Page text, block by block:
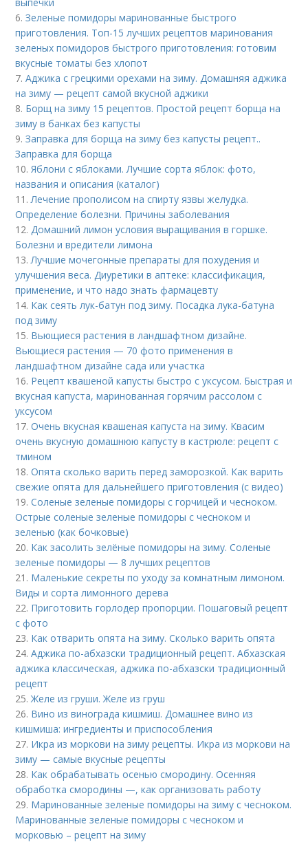
6.Зеленые помидоры маринованные быстрого
приготовления. Топ-15 лучших рецептов маринования
зеленых помидоров быстрого приготовления: готовим
вкусные томаты без хлопот
7.Аджика с грецкими орехами на зиму. Домашняя аджика
на зиму — рецепт самой вкусной аджики
8. Борщ на зиму 15 рецептов. Простой рецепт борща на
зиму в банках без капусты
9.Заправка для борща на зиму без капусты рецепт..
Заправка для борща
10.Яблони с яблоками. Лучшие сорта яблок: фото,
названия и описания (каталог)
11.Лечение прополисом на спирту язвы желудка.
Определение болезни. Причины заболевания
12.Домашний лимон условия выращивания в горшке.
Болезни и вредители лимона
13.Лучшие мочегонные препараты для похудения и
улучшения веса. Диуретики в аптеке: классификация,
применение, и что надо знать фармацевту
14. Как сеять лук-батун под зиму. Посадка лука-батуна
под зиму
15. Вьющиеся растения в ландшафтном дизайне.
Вьющиеся растения — 70 фото применения в
ландшафтном дизайне сада или участка
16. Рецепт квашеной капусты быстро с уксусом. Быстрая и
вкусная капуста, маринованная горячим рассолом с
уксусом
17.Очень вкусная квашеная капуста на зиму. Квасим
очень вкусную домашнюю капусту в кастрюле: рецепт с
тмином
18.Опята сколько варить перед заморозкой. Как варить
свежие опята для дальнейшего приготовления (с видео)
19.Соленые зеленые помидоры с горчицей и чесноком.
Острые соленые зеленые помидоры с чесноком и
зеленью (как бочковые)
20. Как засолить зелёные помидоры на зиму. Соленые
зеленые помидоры — 8 лучших рецептов
21. Маленькие секреты по уходу за комнатным лимоном.
Виды и сорта лимонного дерева
22. Приготовить горлодер пропорции. Пошаговый рецепт
с фото
23. Как отварить опята на зиму. Сколько варить опята
24.Аджика по-абхазски традиционный рецепт. Абхазская
аджика классическая, аджика по-абхазски традиционный
рецепт
25.Желе из груши. Желе из груш
26. Вино из винограда кишмиш. Домашнее вино из
кишмиша: ингредиенты и приспособления
27. Икра из моркови на зиму рецепты. Икра из моркови на
зиму — самые вкусные рецепты
28. Как обрабатывать осенью смородину. Осенняя
обработка смородины —, как организовать работу
29. Маринованные зеленые помидоры на зиму с чесноком.
Маринованные зеленые помидоры с чесноком и
морковью – рецепт на зиму